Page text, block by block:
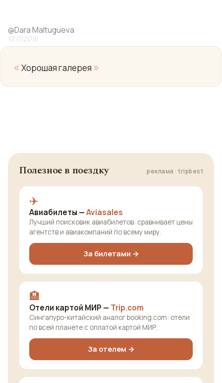
@Dara Maltugueva
13.01.2016
« Хорошая галерея »
Полезное в поездку реклама · tripbest
✈️
Авиабилеты —Aviasales
Лучший поисковик авиабилетов: сравнивает цены
агентств и авиакомпаний по всему миру.
За билетами →
🏨
Отели картой МИР — Trip.com
Сингапуро-китайский аналог booking.com: отели
по всей планете с оплатой картой МИР.
За отелем →